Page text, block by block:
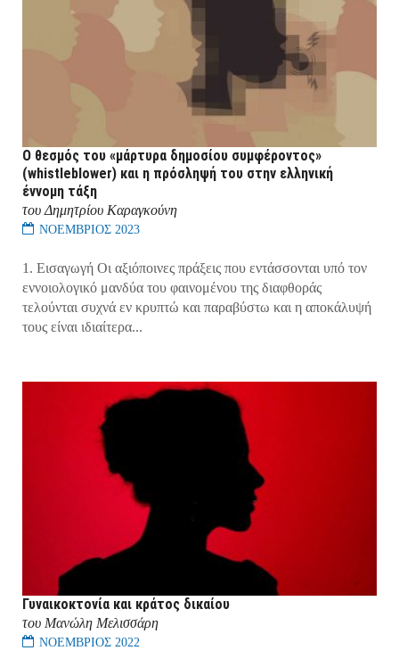
Ο θεσμός του «μάρτυρα δημοσίου συμφέροντος»
(whistleblower) και η πρόσληψή του στην ελληνική
έννομη τάξη
του Δημητρίου Καραγκούνη
ΝΟΕΜΒΡΙΟΣ 2023
1. Εισαγωγή Οι αξιόποινες πράξεις που εντάσσονται υπό τον
εννοιολογικό μανδύα του φαινομένου της διαφθοράς
τελούνται συχνά εν κρυπτώ και παραβύστω και η αποκάλυψή
τους είναι ιδιαίτερα...
Γυναικοκτονία και κράτος δικαίου
του Μανώλη Μελισσάρη
ΝΟΕΜΒΡΙΟΣ 2022